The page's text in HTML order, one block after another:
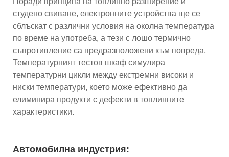
студено свиване, електронните устройства ще се
сблъскат с различни условия на околна температура
по време на употреба, а тези с лошо термично
съпротивление са предразположени към повреда,
Температурният тестов шкаф симулира
температурни цикли между екстремни високи и
ниски температури, което може ефективно да
елиминира продукти с дефекти в топлинните
характеристики.
Автомобилна индустрия: